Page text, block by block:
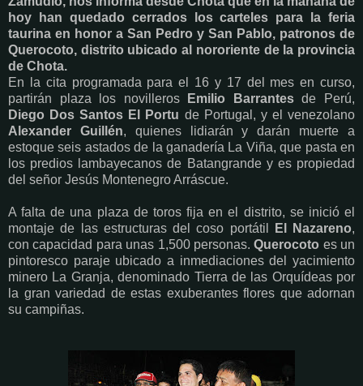
hoy han quedado cerrados los carteles para la feria
taurina en honor a San Pedro y San Pablo, patronos de
Querocoto, distrito ubicado al nororiente de la provincia
de Chota.
En la cita programada para el 16 y 17 del mes en curso,
partirán plaza los novilleros
Emilio Barrantesde Perú,
Diego Dos Santos El Portu de Portugal, y el venezolano
Alexander Guillén, quienes lidiarán y darán muerte a
estoque seis astados de la ganadería La Viña, que pasta en
los predios lambayecanos de Batangrande y es propiedad
del señor Jesús Montenegro Arráscue.
A falta de una plaza de toros fija en el distrito, se inició el
montaje de las estructuras del coso portátil
El Nazareno,
con capacidad para unas 1,500 personas.Querocoto es un
pintoresco paraje ubicado a inmediaciones del yacimiento
minero La Granja, denominado Tierra de las Orquídeas por
la gran variedad de estas exuberantes flores que adornan
su campiñas.